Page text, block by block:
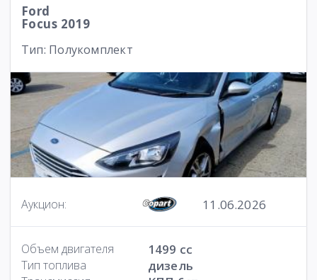
Ford
Focus 2019
Тип: Полукомплект
Аукцион: 11.06.2026
Объем двигателя 1499 cc
Тип топлива дизель